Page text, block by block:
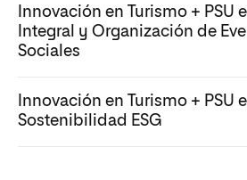
Innovación en Turismo + PSU
Integral y Organización de
Sociales
Innovación en Turismo + PSU
Sostenibilidad ESG